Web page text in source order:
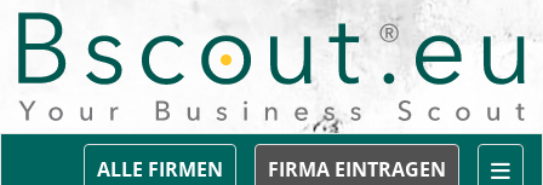
FIRMA EINTRAGEN
ALLE FIRMEN